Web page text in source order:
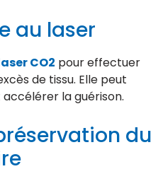
au laser
CO2 pour effectuer
de tissu. Elle peut
la guérison.
du